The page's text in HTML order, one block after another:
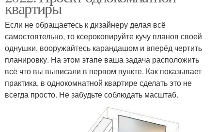
квартиры
Если не обращаетесь к дизайнеру делая всё
самостоятельно, то ксерокопируйте кучу планов своей
однушки, вооружайтесь карандашом и вперёд чертить
планировку. На этом этапе ваша задача расположить
всё что вы выписали в первом пункте. Как показывает
практика, в однокомнатной квартире сделать это не
всегда просто. Не забудьте соблюдать масштаб.